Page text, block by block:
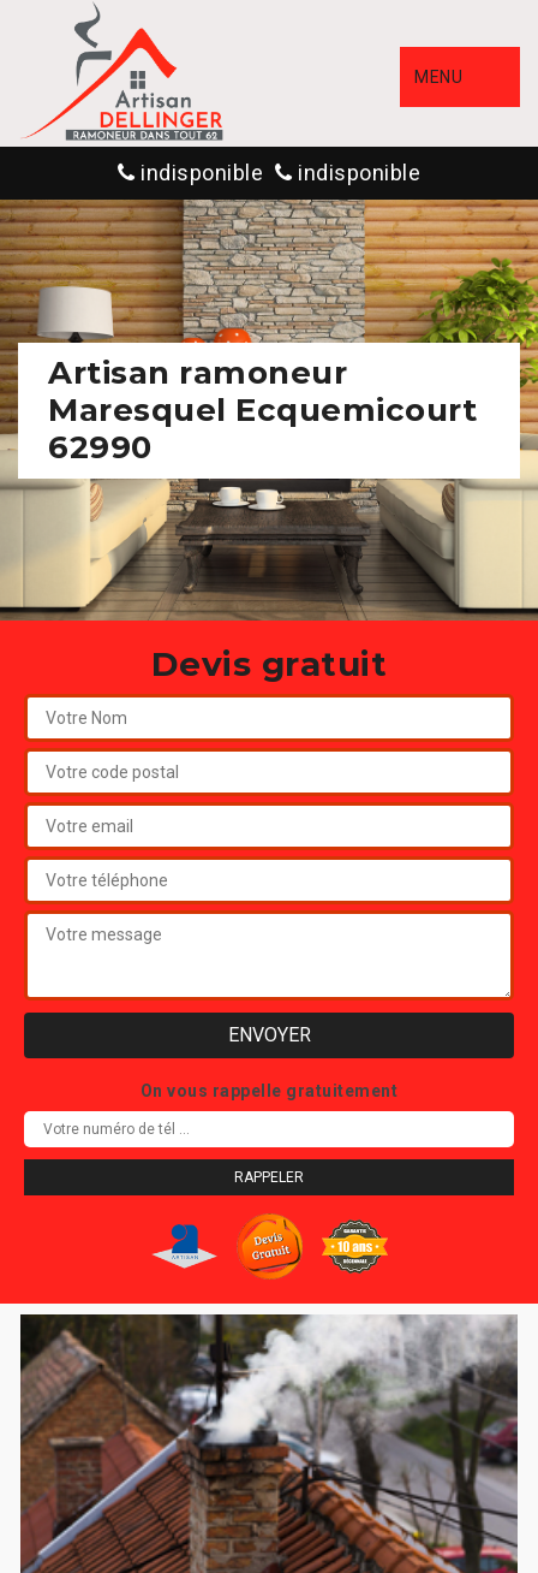
MENU
indisponible indisponible
Artisan ramoneur
Maresquel Ecquemicourt
62990
Devis gratuit
On vous rappelle gratuitement